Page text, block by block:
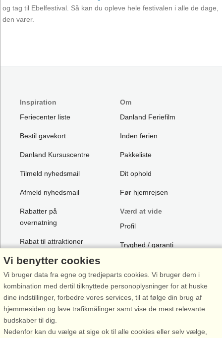
og tag til Ebelfestival. Så kan du opleve hele festivalen i alle de dage,
den varer.
Inspiration
Feriecenter liste
Bestil gavekort
Danland Kursuscentre
Tilmeld nyhedsmail
Afmeld nyhedsmail
Rabatter på
overnatning
Rabat til attraktioner
Om
Danland Feriefilm
Inden ferien
Pakkeliste
Dit ophold
Før hjemrejsen
Værd at vide
Profil
Tryghed / garanti
Support
Kontakt os
FAQ
FAQ rabatkoder
Vi benytter cookies
Vi bruger data fra egne og tredjeparts cookies. Vi bruger dem i
kombination med dertil tilknyttede personoplysninger for at huske
dine indstillinger, forbedre vores services, til at følge din brug af
hjemmesiden og lave trafikmålinger samt vise de mest relevante
budskaber til dig.
Nedenfor kan du vælge at sige ok til alle cookies eller selv vælge,